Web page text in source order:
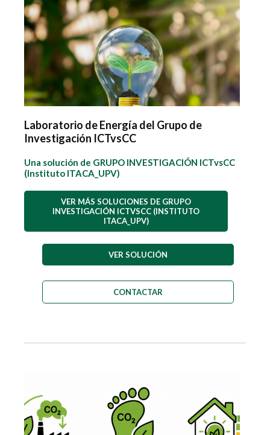
Laboratorio de Energía del Grupo de
Investigación ICTvsCC
Una solución de GRUPO INVESTIGACIÓN ICTvsCC
(Instituto ITACA_UPV)
VER MÁS SOLUCIONES DE GRUPO
INVESTIGACIÓN ICTVSCC (INSTITUTO
ITACA_UPV)
VER SOLUCIÓN
CONTACTAR